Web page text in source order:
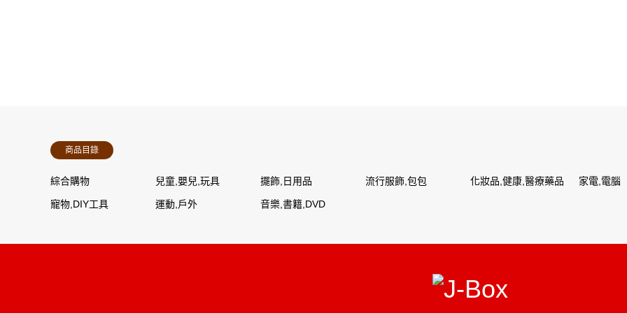
商品目錄
綜合購物 兒童,嬰兒,玩具 擺飾,日用品 流行服飾,包包 化妝品,健康,醫療藥品 家電,電腦
寵物,DIY工具 運動,戶外 音樂,書籍,DVD